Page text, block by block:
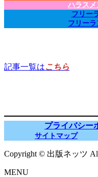
ハラス
フリー
フリー
記事一覧はこちら
プライバシー
サイトマップ
Copyright © 出版ネッツ All
MENU